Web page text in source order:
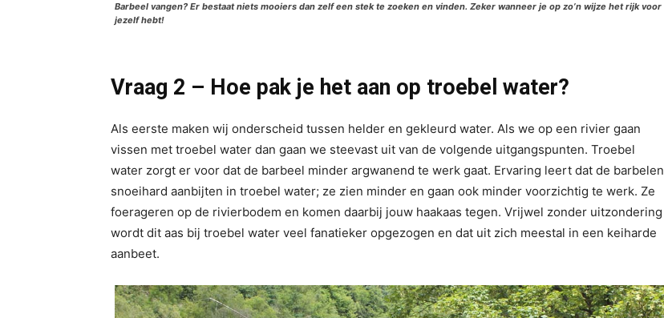
Barbeel vangen? Er bestaat niets mooiers dan zelf een stek te zoeken en vinden. Zeker wanneer je op zo’n wijze het rijk voor
jezelf hebt!
Vraag 2 – Hoe pak je het aan op troebel water?
Als eerste maken wij onderscheid tussen helder en gekleurd water. Als we op een rivier gaan
vissen met troebel water dan gaan we steevast uit van de volgende uitgangspunten. Troebel
water zorgt er voor dat de barbeel minder argwanend te werk gaat. Ervaring leert dat de barbelen
snoeihard aanbijten in troebel water; ze zien minder en gaan ook minder voorzichtig te werk. Ze
foerageren op de rivierbodem en komen daarbij jouw haakaas tegen. Vrijwel zonder uitzondering
wordt dit aas bij troebel water veel fanatieker opgezogen en dat uit zich meestal in een keiharde
aanbeet.